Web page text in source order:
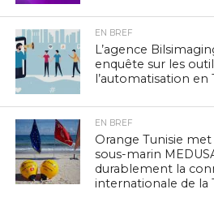
EN BREF
L’agence
enquête sur les
l’automatisation en
EN BREF
Orange Tunisie
sous-marin
durablement la
internationale de la